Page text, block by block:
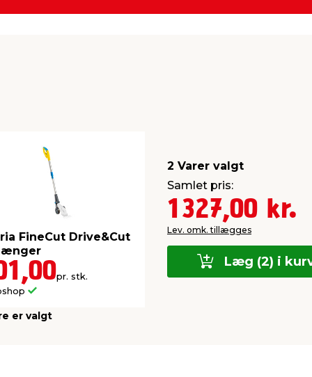
FineCut Drive&Cut
pr. stk.
er valgt
2 Varer valgt
Samlet pris:
1327,00 kr.
Lev. omk. tillægges
Læg (2) i